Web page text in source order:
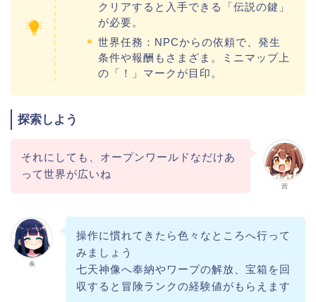
クリアすると入手できる「伝説の鍵」
が必要。
世界任務：NPCからの依頼で、発生
条件や報酬もさまざま。ミニマップ上
の「！」マークが目印。
探索しよう
茜
それにしても、オープンワールドなだけあ
って世界が広いね
奏
操作に慣れてきたら色々なところへ行って
みましょう
七天神像へ奉納やワープの解放、宝箱を回
収すると冒険ランクの経験値がもらえます